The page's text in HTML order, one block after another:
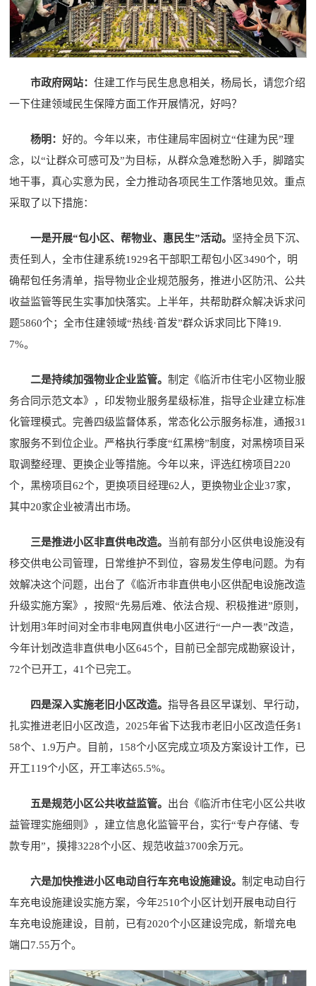
市政府网站：住建工作与民生息息相关，杨局长，请您介绍
一下住建领域民生保障方面工作开展情况，好吗？
杨明：好的。今年以来，市住建局牢固树立“住建为民”理
念，以“让群众可感可及”为目标，从群众急难愁盼入手，脚踏实
地干事，真心实意为民，全力推动各项民生工作落地见效。重点
采取了以下措施：
一是开展“包小区、帮物业、惠民生”活动。 坚持全员下沉、
责任到人，全市住建系统1929名干部职工帮包小区3490个，明
确帮包任务清单，指导物业企业规范服务，推进小区防汛、公共
收益监管等民生实事加快落实。上半年，共帮助群众解决诉求问
题5860个；全市住建领域“热线·首发”群众诉求同比下降19.
7%。
二是持续加强物业企业监管。制定《临沂市住宅小区物业服
务合同示范文本》，印发物业服务星级标准，指导企业建立标准
化管理模式。完善四级监督体系，常态化公示服务标准，通报31
家服务不到位企业。严格执行季度“红黑榜”制度，对黑榜项目采
取调整经理、更换企业等措施。今年以来，评选红榜项目220
个，黑榜项目62个，更换项目经理62人，更换物业企业37家，
其中20家企业被清出市场。
三是推进小区非直供电改造。 当前有部分小区供电设施没有
移交供电公司管理，日常维护不到位，容易发生停电问题。为有
效解决这个问题，出台了《临沂市非直供电小区供配电设施改造
升级实施方案》，按照“先易后难、依法合规、积极推进”原则，
计划用3年时间对全市非电网直供电小区进行“一户一表”改造，
今年计划改造非直供电小区645个，目前已全部完成勘察设计，
72个已开工，41个已完工。
四是深入实施老旧小区改造。指导各县区早谋划、早行动，
扎实推进老旧小区改造，2025年省下达我市老旧小区改造任务1
58个、1.9万户。目前，158个小区完成立项及方案设计工作，已
开工119个小区，开工率达65.5%。
五是规范小区公共收益监管。 出台《临沂市住宅小区公共收
益管理实施细则》，建立信息化监管平台，实行“专户存储、专
款专用”，摸排3228个小区、规范收益3700余万元。
六是加快推进小区电动自行车充电设施建设。制定电动自行
车充电设施建设实施方案，今年2510个小区计划开展电动自行
车充电设施建设，目前，已有2020个小区建设完成，新增充电
端口7.55万个。